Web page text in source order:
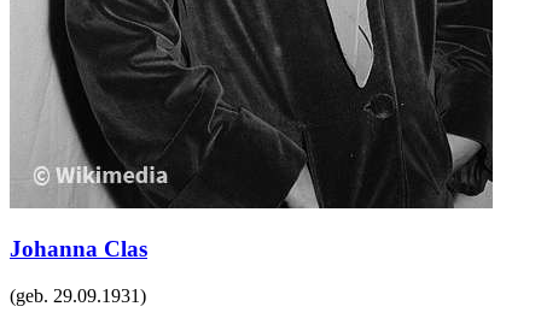
Johanna Clas
(geb. 29.09.1931)